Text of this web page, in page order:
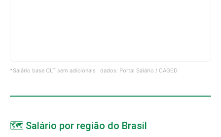
*Salário base CLT sem adicionais · dados: Portal Salário / CAGED
🗺️ Salário por região do Brasil